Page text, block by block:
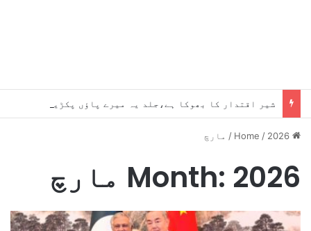
/ 2026
/ مارچ
Month: 2026 مارچ